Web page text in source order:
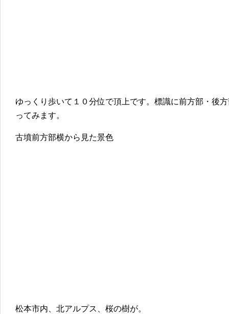
ゆっくり歩いて１０分位で頂上です。標識に前方部・後
ってみます。
古墳前方部横から見た景色
松本市内、北アルプス、桜の樹が。